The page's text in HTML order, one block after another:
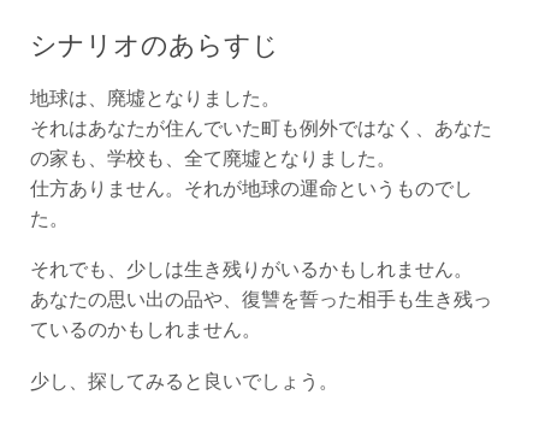
シナリオのあらすじ
地球は、廃墟となりました。
それはあなたが住んでいた町も例外ではなく、あなた
の家も、学校も、全て廃墟となりました。
仕方ありません。それが地球の運命というものでし
た。
それでも、少しは生き残りがいるかもしれません。
あなたの思い出の品や、復讐を誓った相手も生き残っ
ているのかもしれません。
少し、探してみると良いでしょう。